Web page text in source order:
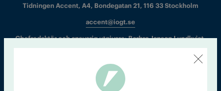
Tidningen Accent, A4, Bondegatan 21, 116 33 Stockholm
accent@iogt.se
Chefredaktör och ansvarig utgivare: Barbro Janson Lundkvist,
barbro@a4.se.